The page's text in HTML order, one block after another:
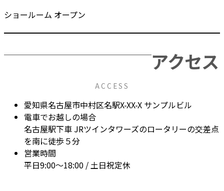
ショールーム オープン
アクセス
ACCESS
愛知県名古屋市中村区名駅X-XX-X サンプルビル
電車でお越しの場合
名古屋駅下車 JRツインタワーズのロータリーの交差点
を南に徒歩５分
営業時間
平日9:00～18:00 / 土日祝定休